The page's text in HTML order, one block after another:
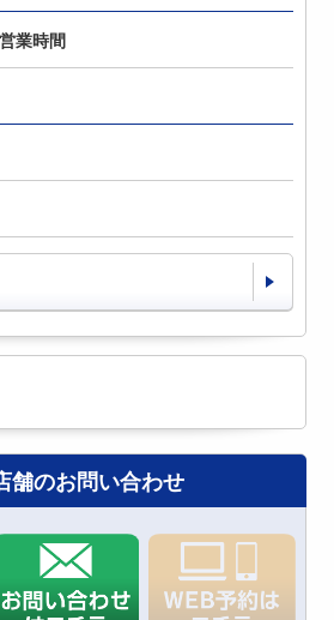
業時間
舗のお問い合わせ